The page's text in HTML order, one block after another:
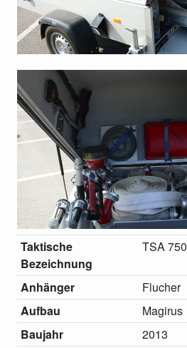
Taktische
Bezeichnung
TSA 750
Anhänger
Flucher
Aufbau
Magirus
Baujahr
2013